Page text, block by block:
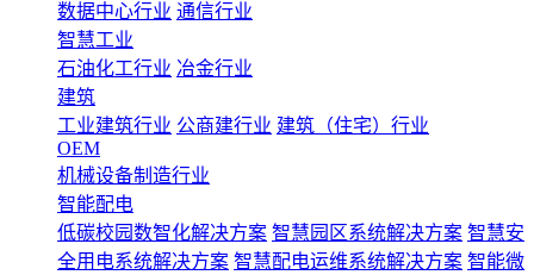
数据中心行业 通信行业
智慧工业
石油化工行业 冶金行业
建筑
工业建筑行业 公商建行业 建筑（住宅）行业
OEM
机械设备制造行业
智能配电
低碳校园数智化解决方案 智慧园区系统解决方案 智慧安
全用电系统解决方案 智慧配电运维系统解决方案 智能微